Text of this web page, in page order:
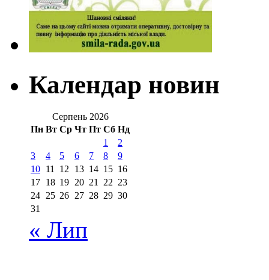
Календар новин
Серпень 2026
Пн Вт Ср Чт Пт Сб Нд
1
2
3
4 5 6 7 8
9
10 11 12 13 14 15 16
17 18 19 20 21 22 23
24 25 26 27 28 29 30
31
« Лип